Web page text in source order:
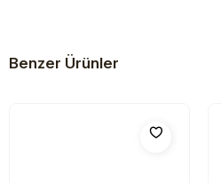
Benzer Ürünler